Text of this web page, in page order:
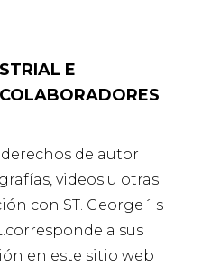
E
de autor
videos u otras
con ST. George´ s
a sus
en este sitio web